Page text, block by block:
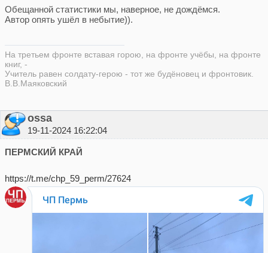
Обещанной статистики мы, наверное, не дождёмся.
Автор опять ушёл в небытие)).
На третьем фронте вставая горою, на фронте учёбы, на фронте
книг, -
Учитель равен солдату-герою - тот же будёновец и фронтовик.
В.В.Маяковский
ossa
19-11-2024 16:22:04
ПЕРМСКИЙ КРАЙ
https://t.me/chp_59_perm/27624